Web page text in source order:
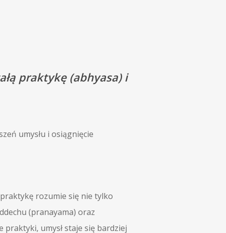
praktykę (abhyasa) i
umysłu i osiągnięcie
rozumie się nie tylko
(pranayama) oraz
praktyki, umysł staje się bardziej